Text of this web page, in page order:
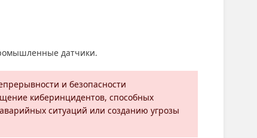
датчики.
и безопасности
киберинцидентов, способных
ситуаций или созданию угрозы